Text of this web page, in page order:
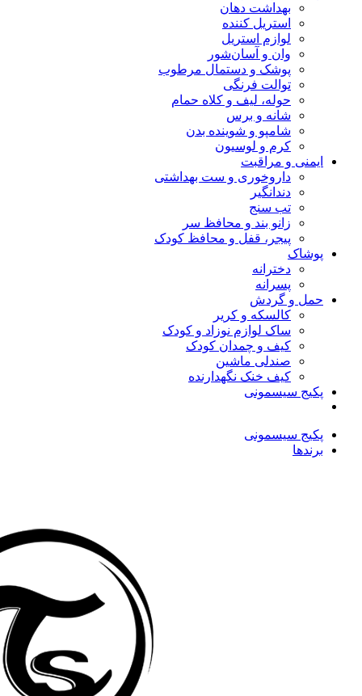
بهداشت دهان
استریل کننده
لوازم استریل
وان و آسان‌شور
پوشک و دستمال مرطوب
توالت فرنگی
حوله، لیف و کلاه حمام
شانه و برس
شامپو و شوینده بدن
کرم و لوسیون
ایمنی و مراقبت
داروخوری و ست بهداشتی
دندانگیر
تب‌ سنج
زانو بند و محافظ سر
پیجر، قفل و محافظ کودک
پوشاک
دخترانه
پسرانه
حمل و گردش
کالسکه و کریر
ساک لوازم نوزاد و کودک
کیف و چمدان کودک
صندلی ماشین
کیف خنک نگهدارنده
پکیج سیسمونی
پکیج سیسمونی
برندها